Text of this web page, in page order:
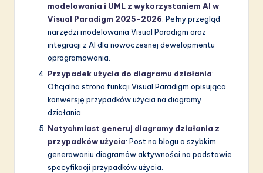
modelowania i UML z wykorzystaniem AI w
Visual Paradigm 2025–2026: Pełny przegląd
narzędzi modelowania Visual Paradigm oraz
integracji z AI dla nowoczesnej dewelopmentu
oprogramowania.
Przypadek użycia do diagramu działania:
Oficjalna strona funkcji Visual Paradigm opisująca
konwersję przypadków użycia na diagramy
działania.
Natychmiast generuj diagramy działania z
przypadków użycia: Post na blogu o szybkim
generowaniu diagramów aktywności na podstawie
specyfikacji przypadków użycia.